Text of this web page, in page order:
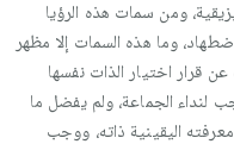
ومن سمات هذه الرؤيا
وما هذه السمات إلا مظهر
قرار اختيار الذات نفسها
لنداء الجماعة، ولم يفضل ما
اليقينية ذاته، ووجب